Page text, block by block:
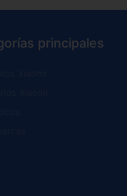
principales